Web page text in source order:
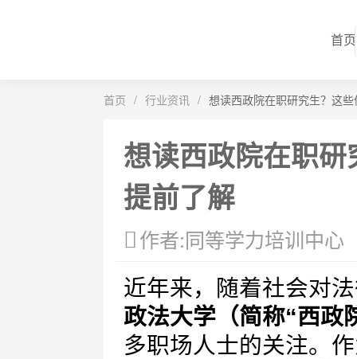
首页
首页 / 行业资讯 / 想读西政院在职研究生？这
想读西政院在职
提前了解
作者:同等学力培训中心
近年来，随着社会对
政法大学（简称“西政
多职场人士的关注。